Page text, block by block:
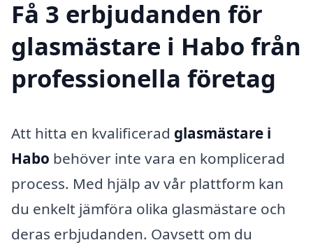
Få 3 erbjudanden för
glasmästare i Habo från
professionella företag
Att hitta en kvalificerad glasmästare i
Habo behöver inte vara en komplicerad
process. Med hjälp av vår plattform kan
du enkelt jämföra olika glasmästare och
deras erbjudanden. Oavsett om du